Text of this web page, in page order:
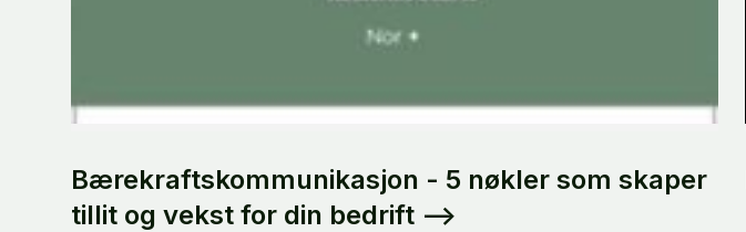
Bærekraftskommunikasjon - 5 nøkler som skaper
tillit og vekst for din bedrift -->